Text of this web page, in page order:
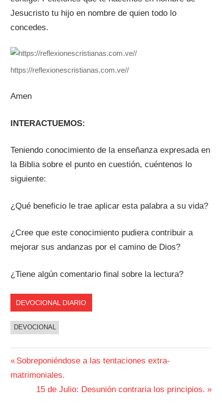
Jesucristo tu hijo en nombre de quien todo lo
concedes.
https://reflexionescristianas.com.ve//
Amen
INTERACTUEMOS:
Teniendo conocimiento de la enseñanza expresada en
la Biblia sobre el punto en cuestión, cuéntenos lo
siguiente:
¿Qué beneficio le trae aplicar esta palabra a su vida?
¿Cree que este conocimiento pudiera contribuir a
mejorar sus andanzas por el camino de Dios?
¿Tiene algún comentario final sobre la lectura?
DEVOCIONAL DIARIO
DEVOCIONAL
Navegación
de
Entrada
anterior:
Sobreponiéndose a las tentaciones extra-
matrimoniales.
Siguiente
15 de Julio: Desunión contraria los principios.